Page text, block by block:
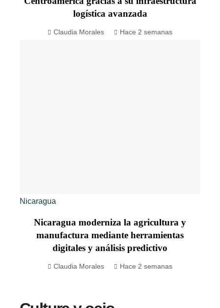
logística avanzada
Claudia Morales Hace 2 semanas
Nicaragua
Nicaragua moderniza la agricultura y
manufactura mediante herramientas
digitales y análisis predictivo
Claudia Morales Hace 2 semanas